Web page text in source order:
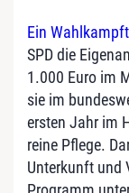
Ein
SPD die
1.000 Euro im
sie im
ersten Jahr im
reine Pflege.
Unterkunft und